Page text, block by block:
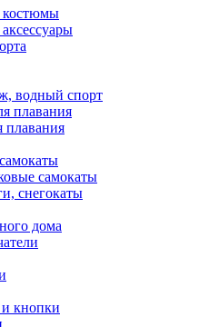
водный спорт
плавания
плавания
самокаты
снегокаты
дома
кнопки